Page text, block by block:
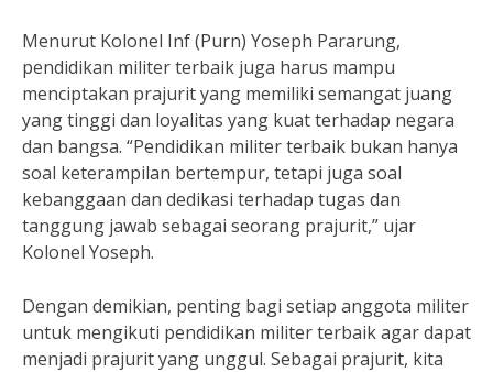
Menurut Kolonel Inf (Purn) Yoseph Pararung,
pendidikan militer terbaik juga harus mampu
menciptakan prajurit yang memiliki semangat juang
yang tinggi dan loyalitas yang kuat terhadap negara
dan bangsa. “Pendidikan militer terbaik bukan hanya
soal keterampilan bertempur, tetapi juga soal
kebanggaan dan dedikasi terhadap tugas dan
tanggung jawab sebagai seorang prajurit,” ujar
Kolonel Yoseph.
Dengan demikian, penting bagi setiap anggota militer
untuk mengikuti pendidikan militer terbaik agar dapat
menjadi prajurit yang unggul. Sebagai prajurit, kita